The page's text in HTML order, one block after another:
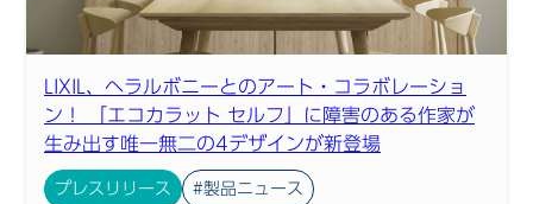
LIXIL、ヘラルボニーとのアート・コラボレーショ
ン！ 「エコカラット セルフ」に障害のある作家が
生み出す唯一無二の4デザインが新登場
プレスリリース #製品ニュース